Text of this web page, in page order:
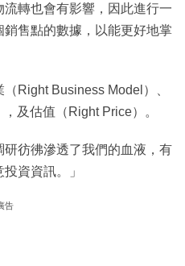
轉也會有影響，因此進行一
售點的數據，以能更好地掌
Right Business Model）、
及估值（Right Price）。
彷彿滲透了我們的血液，有
資資訊。」
告